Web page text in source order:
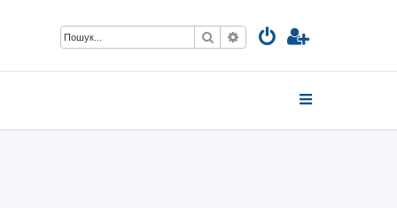
ПошукРозширений пошук